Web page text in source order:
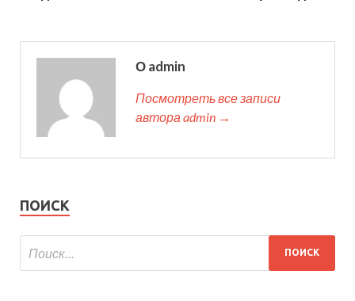
О admin
Посмотреть все записи
автора admin →
ПОИСК